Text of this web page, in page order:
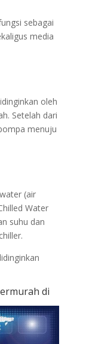
sebagai
media
oleh
Setelah dari
menuju
(air
Water
suhu dan
di